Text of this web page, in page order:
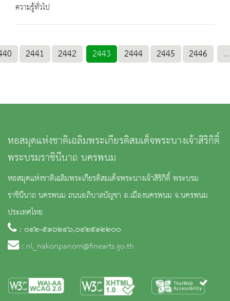
ความรู้ทั่วไป
2441 2442 2443 2444 2445 2446 ...
หอสมุดแห่งชาติเฉลิมพระเกียรติสมเด็จพระนางเจ้าสิริกิติ์
พระบรมราชินีนาถ นครพนม
หอสมุดแห่งชาติเฉลิมพระเกียรติสมเด็จพระนางเจ้าสิริกิติ์ พระบรม
ราชินีนาถ นครพนม ถนนอภิบาลบัญชา อ.เมืองนครพนม จ.นครพนม
ประเทศไทย
: ๐๔๒-๕๑๖๒๔๖,๐๔๒๕๑๒๒๐๐
: nl_nakonpanom@finearts.go.th